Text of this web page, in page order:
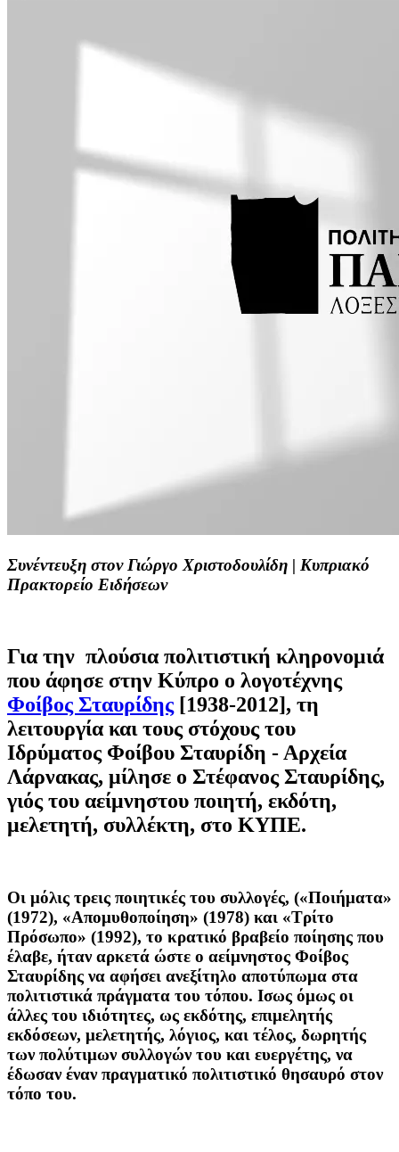
Συνέντευξη στον Γιώργο Χριστοδουλίδη | Κυπριακό
Πρακτορείο Ειδήσεων
Για την πλούσια πολιτιστική κληρονομιά
που άφησε στην Κύπρο ο λογοτέχνης
Φοίβος Σταυρίδης [1938-2012], τη
λειτουργία και τους στόχους του
Ιδρύματος Φοίβου Σταυρίδη - Αρχεία
Λάρνακας, μίλησε ο Στέφανος Σταυρίδης,
γιός του αείμνηστου ποιητή, εκδότη,
μελετητή, συλλέκτη, στο ΚΥΠΕ.
Οι μόλις τρεις ποιητικές του συλλογές, («Ποιήματα»
(1972), «Απομυθοποίηση» (1978) και «Τρίτο
Πρόσωπο» (1992), το κρατικό βραβείο ποίησης που
έλαβε, ήταν αρκετά ώστε ο αείμνηστος Φοίβος
Σταυρίδης να αφήσει ανεξίτηλο αποτύπωμα στα
πολιτιστικά πράγματα του τόπου. Ισως όμως οι
άλλες του ιδιότητες, ως εκδότης, επιμελητής
εκδόσεων, μελετητής, λόγιος, και τέλος, δωρητής
των πολύτιμων συλλογών του και ευεργέτης, να
έδωσαν έναν πραγματικό πολιτιστικό θησαυρό στον
τόπο του.